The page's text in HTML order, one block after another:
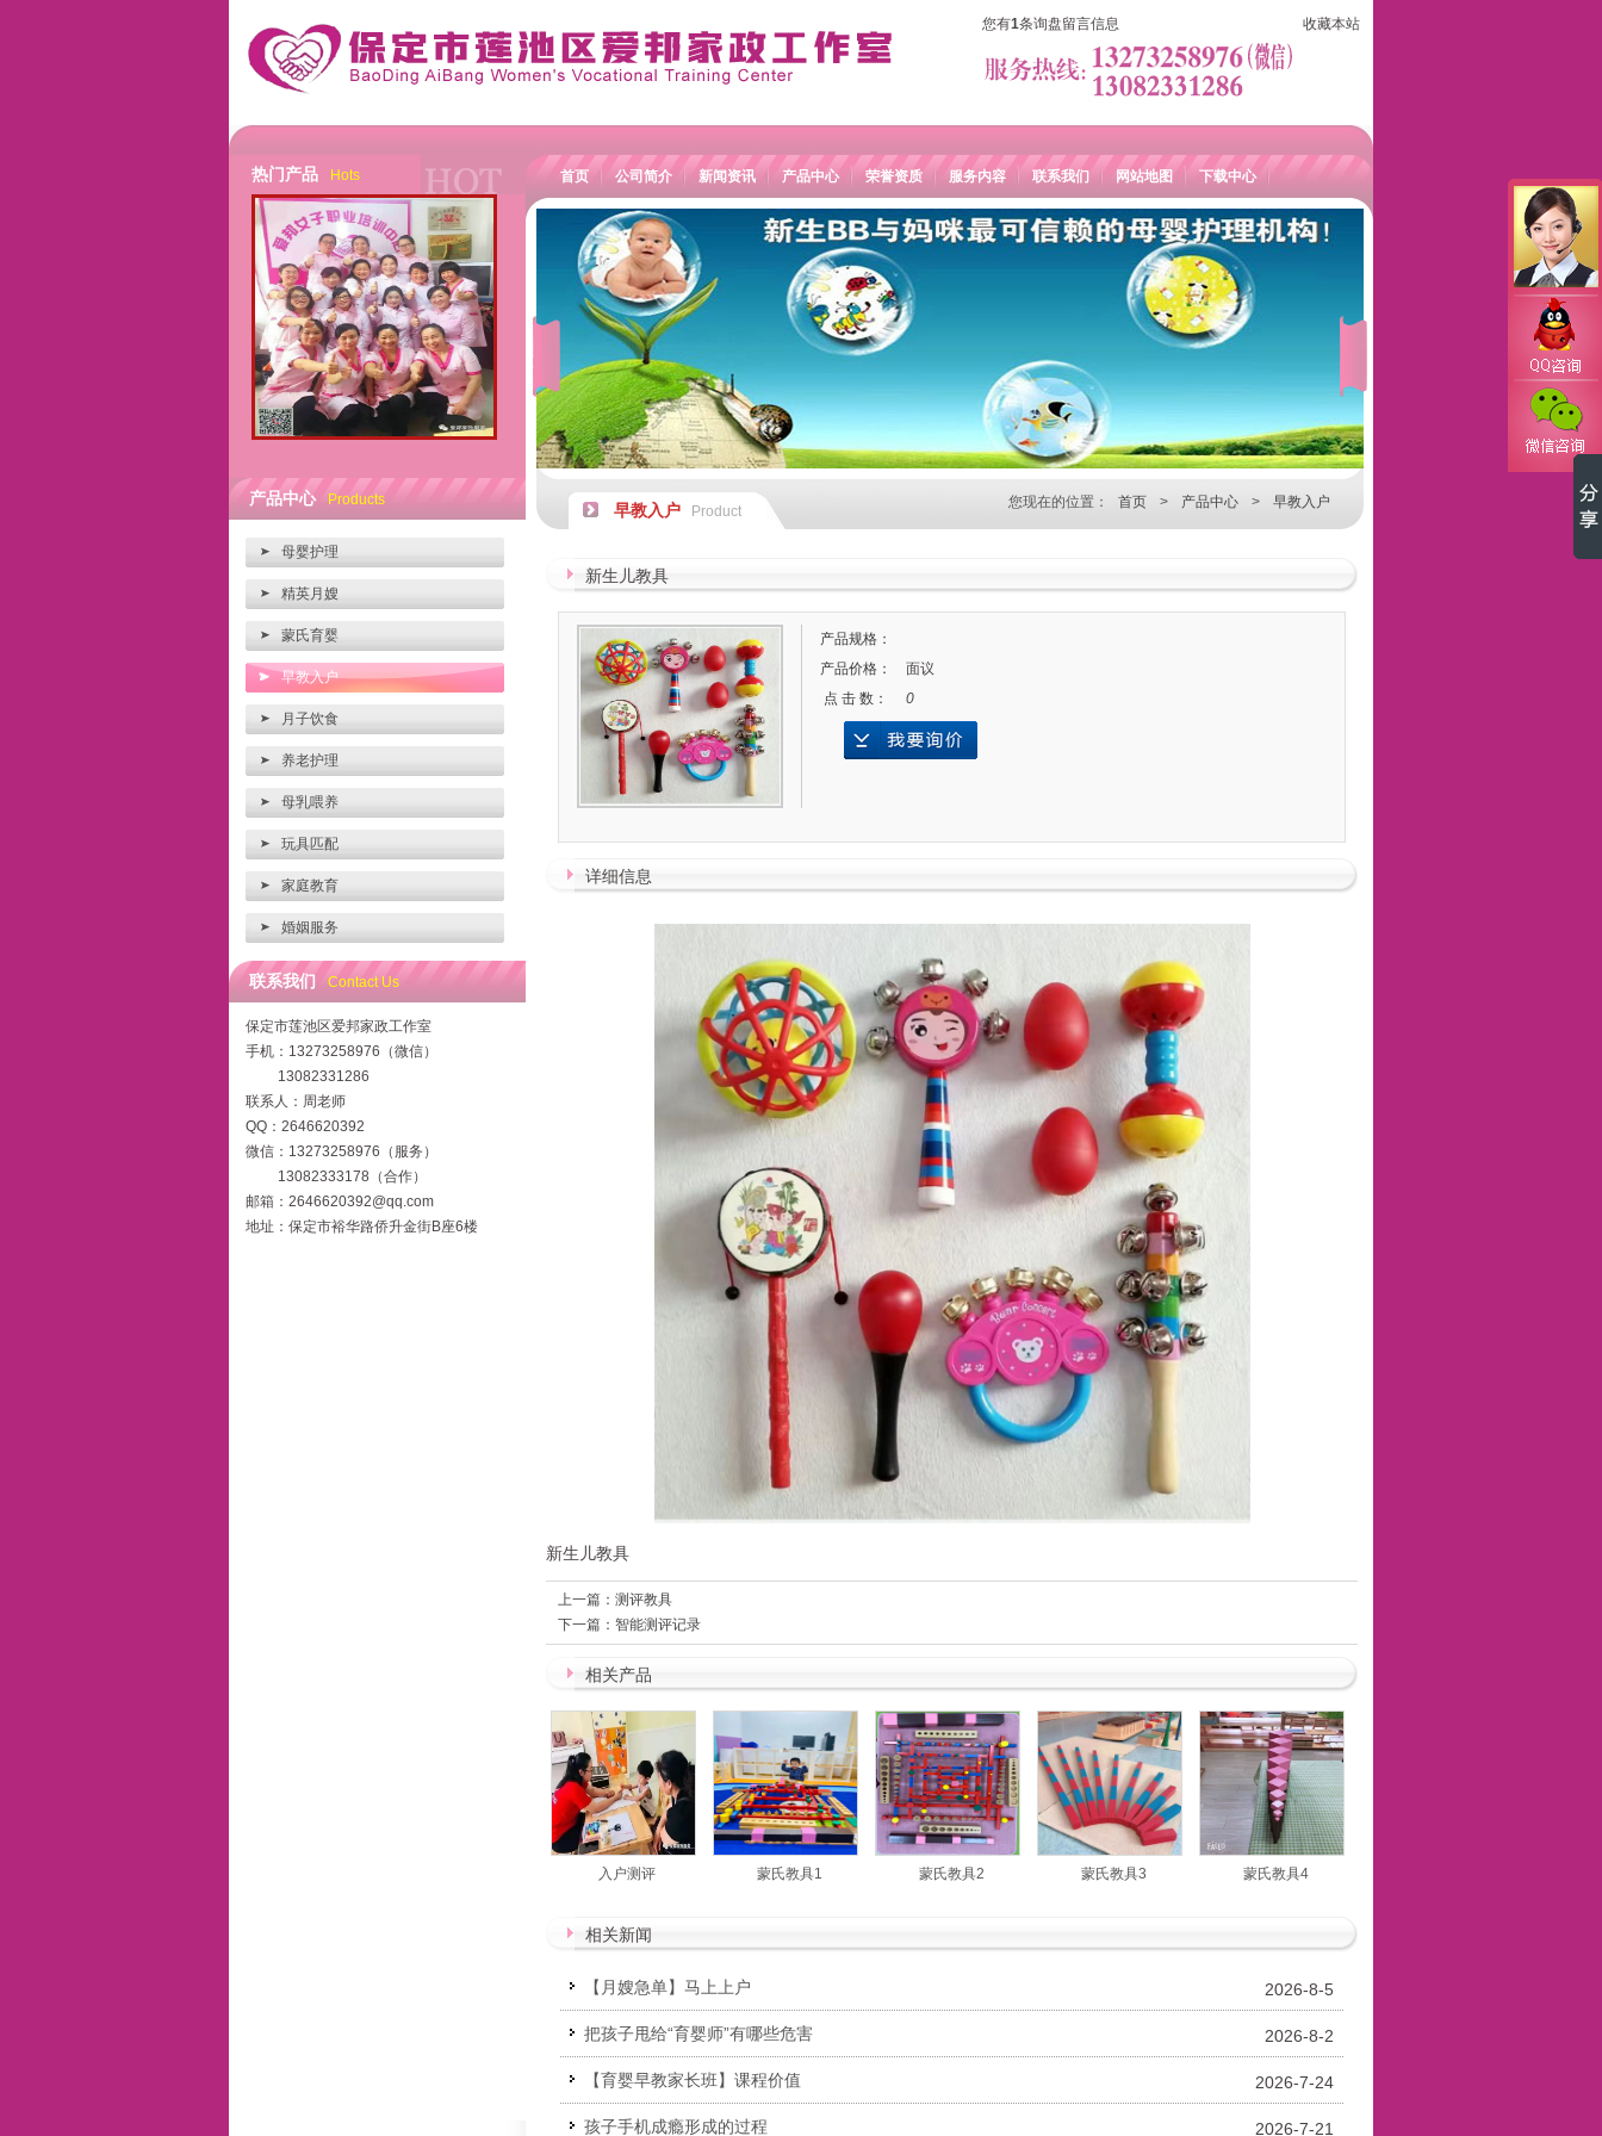
收藏本站
您有1条询盘留言信息
热门产品 Hots
产品中心 Products
母婴护理
精英月嫂
蒙氏育婴
早教入户
月子饮食
养老护理
母乳喂养
玩具匹配
家庭教育
婚姻服务
联系我们 Contact Us
保定市莲池区爱邦家政工作室
手机：13273258976（微信）
13082331286
联系人：周老师
QQ：2646620392
微信：13273258976（服务）
13082333178（合作）
邮箱：2646620392@qq.com
地址：保定市裕华路侨升金街B座6楼
您现在的位置： 首页 > 产品中心 > 早教入户
早教入户 Product
首页 公司简介 新闻资讯 产品中心 荣誉资质 服务内容 联系我们 网站地图 下载中心
新生儿教具
产品规格：
产品价格：
面议
点 击 数：
0
详细信息
新生儿教具
上一篇： 测评教具
下一篇： 智能测评记录
相关产品
入户测评 蒙氏教具1 蒙氏教具2 蒙氏教具3 蒙氏教具4
相关新闻
2026-8-5
【月嫂急单】马上上户
2026-8-2
把孩子甩给“育婴师”有哪些危害
2026-7-24
【育婴早教家长班】课程价值
2026-7-21
孩子手机成瘾形成的过程